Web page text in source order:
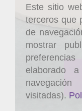
Este sitio
terceros que
de
mostrar
elaborado
visitadas).